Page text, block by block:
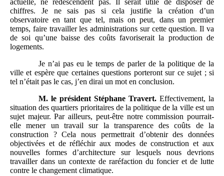
chiffres. Je ne sais pas si cela justifie la création d’un
observatoire en tant que tel, mais on peut, dans un premier
temps, faire travailler les administrations sur cette question. Il va
de soi qu’une baisse des coûts favoriserait la production de
logements.
Je n’ai pas eu le temps de parler de la politique de la
ville et espère que certaines questions porteront sur ce sujet ; si
tel n’était pas le cas, j’en dirai un mot en conclusion.
M. le président Stéphane Travert.Effectivement, la
situation des quartiers prioritaires de la politique de la ville est un
sujet majeur. Par ailleurs, peut-être notre commission pourrait-
elle mener un travail sur la transparence des coûts de la
construction ? Cela nous permettrait d’obtenir des données
objectivées et de réfléchir aux modes de construction et aux
nouvelles formes d’architecture sur lesquels nous devrions
travailler dans un contexte de raréfaction du foncier et de lutte
contre le changement climatique.